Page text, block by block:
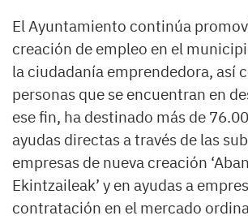
El Ayuntamiento continúa
creación de empleo en el
la ciudadanía emprendedora, así
personas que se encuentran en
ese fin, ha destinado más de
ayudas directas a través de las
empresas de nueva creación
Ekintzaileak’ y en ayudas a
contratación en el mercado